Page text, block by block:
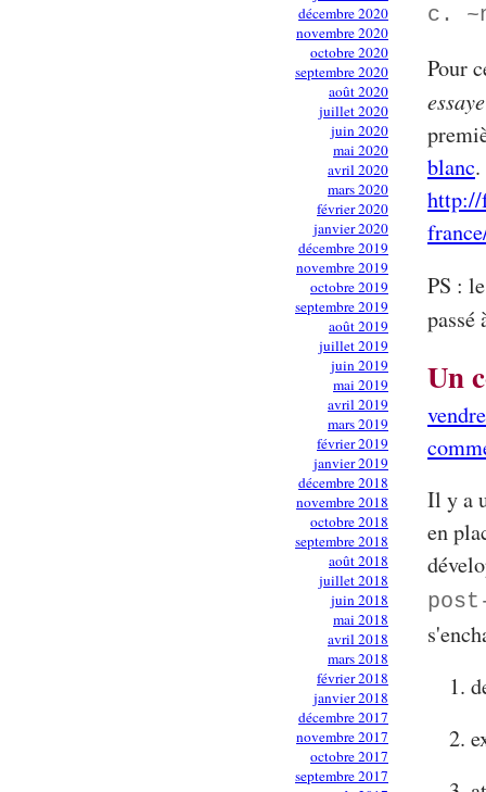
décembre 2020
novembre 2020
octobre 2020
septembre 2020
août 2020
juillet 2020
juin 2020
mai 2020
avril 2020
mars 2020
février 2020
janvier 2020
décembre 2019
novembre 2019
octobre 2019
septembre 2019
août 2019
juillet 2019
juin 2019
mai 2019
avril 2019
mars 2019
février 2019
janvier 2019
décembre 2018
novembre 2018
octobre 2018
septembre 2018
août 2018
juillet 2018
juin 2018
mai 2018
avril 2018
mars 2018
février 2018
janvier 2018
décembre 2017
novembre 2017
octobre 2017
septembre 2017
c.
Pour
blanc
http://
PS :
passé
Un
Il y a
en